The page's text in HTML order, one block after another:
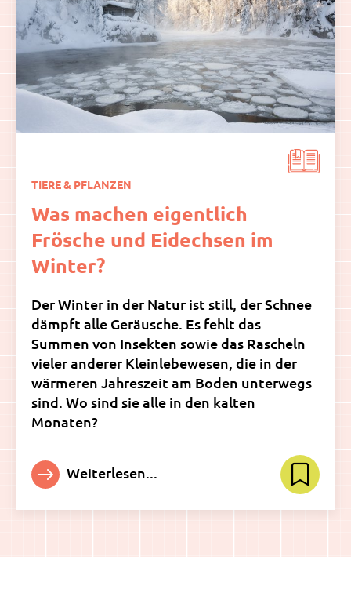
TIERE & PFLANZEN
Was machen eigentlich
Frösche und Eidechsen im
Winter?
Der Winter in der Natur ist still, der Schnee
dämpft alle Geräusche. Es fehlt das
Summen von Insekten sowie das Rascheln
vieler anderer Kleinlebewesen, die in der
wärmeren Jahreszeit am Boden unterwegs
sind. Wo sind sie alle in den kalten
Monaten?
Weiterlesen...